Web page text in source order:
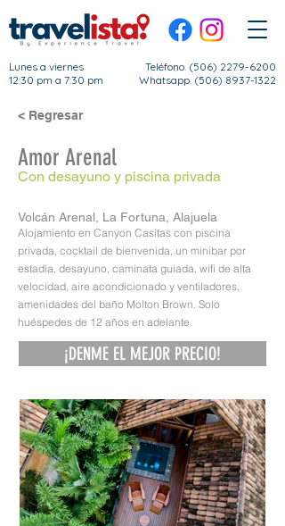
Lunes a viernes
12:30 pm a 7:30 pm
Teléfono. (506) 2279-6200
Whatsapp. (506) 8937-1322
< Regresar
Amor Arenal
Con desayuno y piscina privada
Volcán Arenal, La Fortuna, Alajuela
Alojamiento en Canyon Casitas con piscina
privada, cocktail de bienvenida, un minibar por
estadía, desayuno, caminata guiada, wifi de alta
velocidad, aire acondicionado y ventiladores,
amenidades del baño Molton Brown. Solo
huéspedes de 12 años en adelante.
¡DENME EL MEJOR PRECIO!